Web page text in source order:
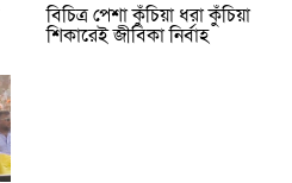
বিচিত্র পেশা কুঁচিয়া ধরা কুঁচিয়া
শিকারেই জীবিকা নির্বাহ